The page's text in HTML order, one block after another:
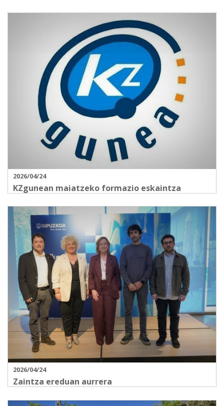
2026/04/24
KZgunean maiatzeko formazio eskaintza
2026/04/24
Zaintza ereduan aurrera